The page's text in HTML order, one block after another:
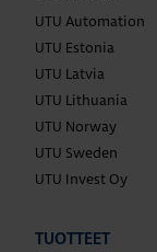
UTU Automation
UTU Estonia
UTU Latvia
UTU Lithuania
UTU Norway
UTU Sweden
UTU Invest Oy
TUOTTEET